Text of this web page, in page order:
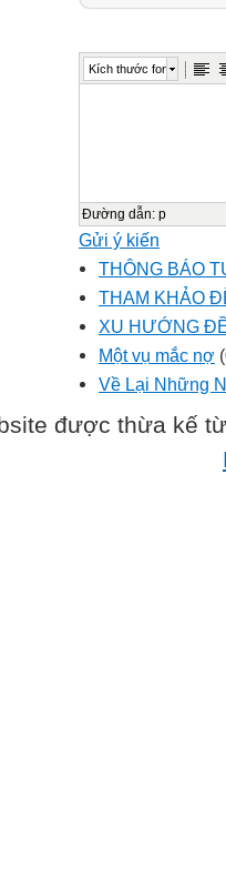
Kích thước font
Đường dẫn: p
Gửi ý kiến
THÔNG BÁO
THAM KHẢO
XU HƯỚNG
Một vụ mắc nợ
Về Lại Những
được thừa kế